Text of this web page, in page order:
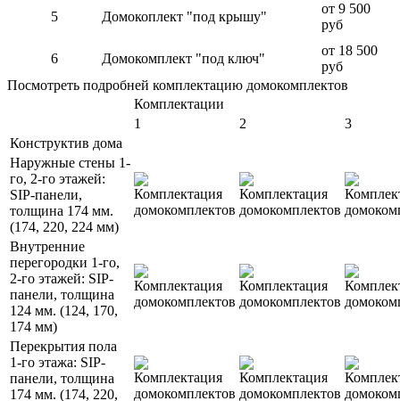
5 Домокоплект "под крышу"
от 9 500
руб
6 Домокомплект "под ключ"
от 18 500
руб
Посмотреть подробней комплектацию домокомплектов
Комплектации
1
2
3
Конструктив дома
Наружные стены 1-
го, 2-го этажей:
SIP-панели,
толщина 174 мм.
(174, 220, 224 мм)
Внутренние
перегородки 1-го,
2-го этажей: SIP-
панели, толщина
124 мм. (124, 170,
174 мм)
Перекрытия пола
1-го этажа: SIP-
панели, толщина
174 мм. (174, 220,